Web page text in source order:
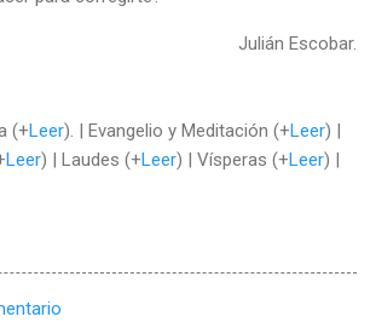
Julián Escobar.
(+Leer). | Evangelio y Meditación (+Leer) |
Leer) | Laudes (+Leer) | Vísperas (+Leer) |